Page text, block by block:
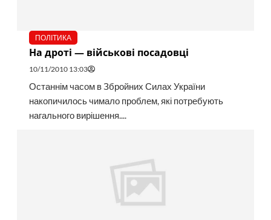
ПОЛІТИКА
На дроті — військові посадовці
10/11/2010 13:03
Останнім часом в Збройних Силах України
накопичилось чимало проблем, які потребують
нагального вирішення....